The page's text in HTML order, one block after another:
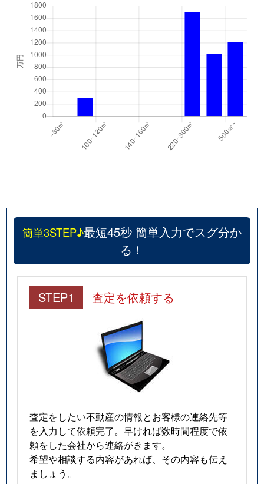
簡単3STEP♪最短45秒 簡単入力でスグ分か
る！
STEP1 査定を依頼する
査定をしたい不動産の情報とお客様の連絡先等
を入力して依頼完了。早ければ数時間程度で依
頼をした会社から連絡がきます。
希望や相談する内容があれば、その内容も伝え
ましょう。